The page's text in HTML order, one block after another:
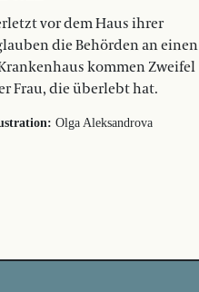
vor dem Haus ihrer
die Behörden an einen
kommen Zweifel
Frau, die überlebt hat.
Olga Aleksandrova